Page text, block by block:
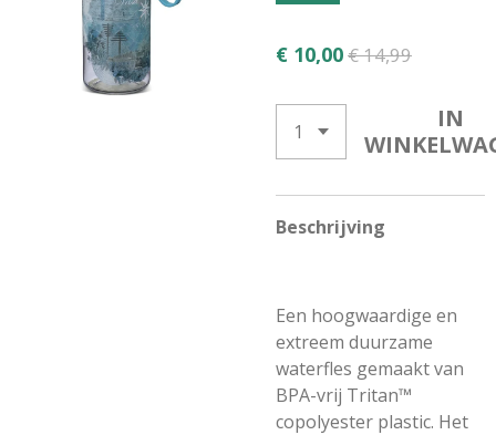
€ 10,00€ 14,99
IN
Beschrijving
Een hoogwaardige en
extreem duurzame
waterfles gemaakt van
BPA-vrij Tritan™
copolyester plastic. Het